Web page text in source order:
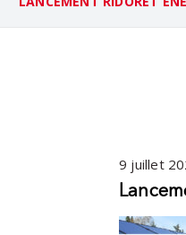
9 juillet